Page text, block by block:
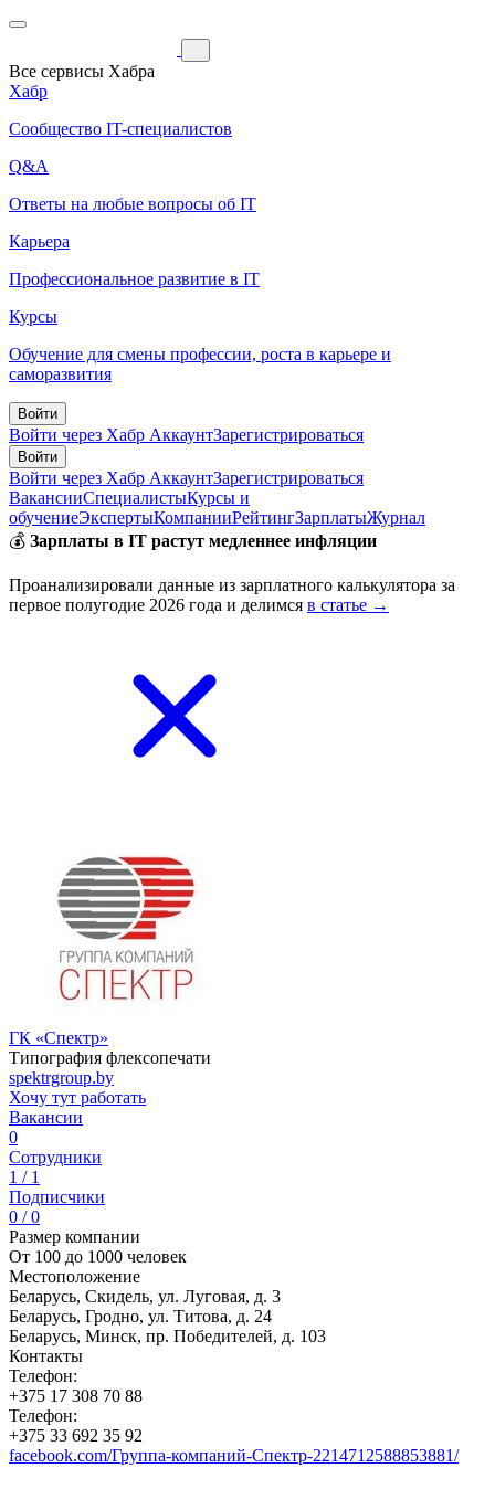
Все сервисы Хабра
Хабр
Сообщество IT-специалистов
Q&A
Ответы на любые вопросы об IT
Карьера
Профессиональное развитие в IT
Курсы
Обучение для смены профессии, роста в карьере и
саморазвития
Войти
Войти через Хабр АккаунтЗарегистрироваться
Войти
Войти через Хабр АккаунтЗарегистрироваться
ВакансииСпециалистыКурсы и
обучениеЭкспертыКомпанииРейтингЗарплатыЖурнал
💰 Зарплаты в IT растут медленнее инфляции
Проанализировали данные из зарплатного калькулятора за
первое полугодие 2026 года и делимся в статье →
ГК «Спектр»
Типография флексопечати
spektrgroup.by
Хочу тут работать
Вакансии
0
Сотрудники
1 / 1
Подписчики
0 / 0
Размер компании
От 100 до 1000 человек
Местоположение
Беларусь, Скидель, ул. Луговая, д. 3
Беларусь, Гродно, ул. Титова, д. 24
Беларусь, Минск, пр. Победителей, д. 103
Контакты
Телефон:
+375 17 308 70 88
Телефон:
+375 33 692 35 92
facebook.com/Группа-компаний-Спектр-2214712588853881/